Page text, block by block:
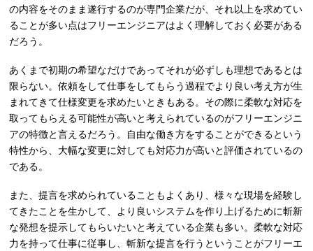
の内容をそのまま遂行するのが専門企業だが、それ以上を求めてい
ることが多い点はフリーエンジニアはよく理解しておく必要がある
だろう。
あくまで初期の希望なだけであってそれが必ずしも理想であるとは
限らない。依頼をして仕事をしてもらう過程でより良い考え方が生
まれてきて仕様変更を求めたいときもある。その際に柔軟な対応を
取ってもらえる可能性が高いと考えられているのがフリーエンジニ
アの特徴と言えるだろう。自由な働き方をすることができるという
特性から、大幅な変更に対しても対応力が高いと評価されているの
である。
また、提言を求められていることもよくあり、様々な現場を経験し
てきたことを生かして、より良いシステムを作り上げるために斬新
な発想を提示してもらいたいと考えている企業も多い。柔軟な対応
力を持って仕事に従事し、斬新な提言を行うということがフリーエ